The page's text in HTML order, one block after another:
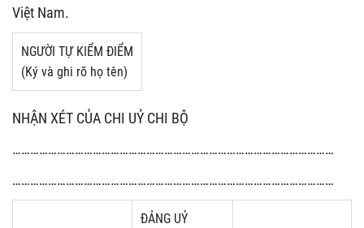
Việt Nam.
NGƯỜI TỰ KIỂM ĐIỂM
(Ký và ghi rõ họ tên)
NHẬN XÉT CỦA CHI UỶ CHI BỘ
………………………………………………………………………………………………
………………………………………………………………………………………………
ĐẢNG UỶ